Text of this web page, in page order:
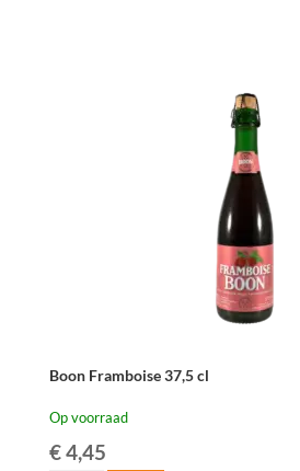
Boon Framboise 37,5 cl
Op voorraad
€4,45